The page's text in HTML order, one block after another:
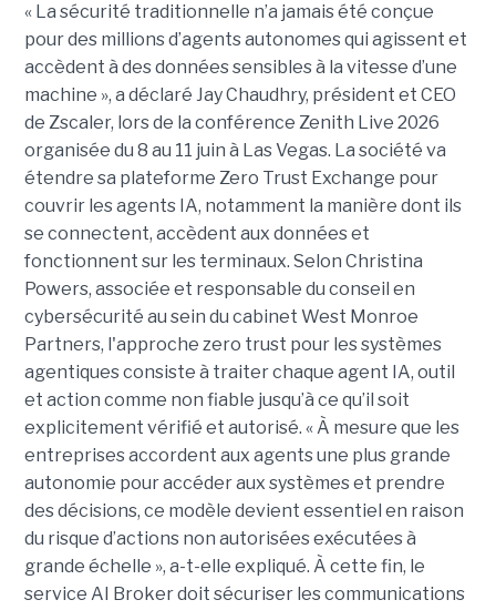
« La sécurité traditionnelle n’a jamais été conçue
pour des millions d’agents autonomes qui agissent et
accèdent à des données sensibles à la vitesse d’une
machine », a déclaré Jay Chaudhry, président et CEO
de Zscaler, lors de la conférence Zenith Live 2026
organisée du 8 au 11 juin à Las Vegas. La société va
étendre sa plateforme Zero Trust Exchange pour
couvrir les agents IA, notamment la manière dont ils
se connectent, accèdent aux données et
fonctionnent sur les terminaux. Selon Christina
Powers, associée et responsable du conseil en
cybersécurité au sein du cabinet West Monroe
Partners, l'approche zero trust pour les systèmes
agentiques consiste à traiter chaque agent IA, outil
et action comme non fiable jusqu’à ce qu’il soit
explicitement vérifié et autorisé. « À mesure que les
entreprises accordent aux agents une plus grande
autonomie pour accéder aux systèmes et prendre
des décisions, ce modèle devient essentiel en raison
du risque d’actions non autorisées exécutées à
grande échelle », a-t-elle expliqué. À cette fin, le
service AI Broker doit sécuriser les communications